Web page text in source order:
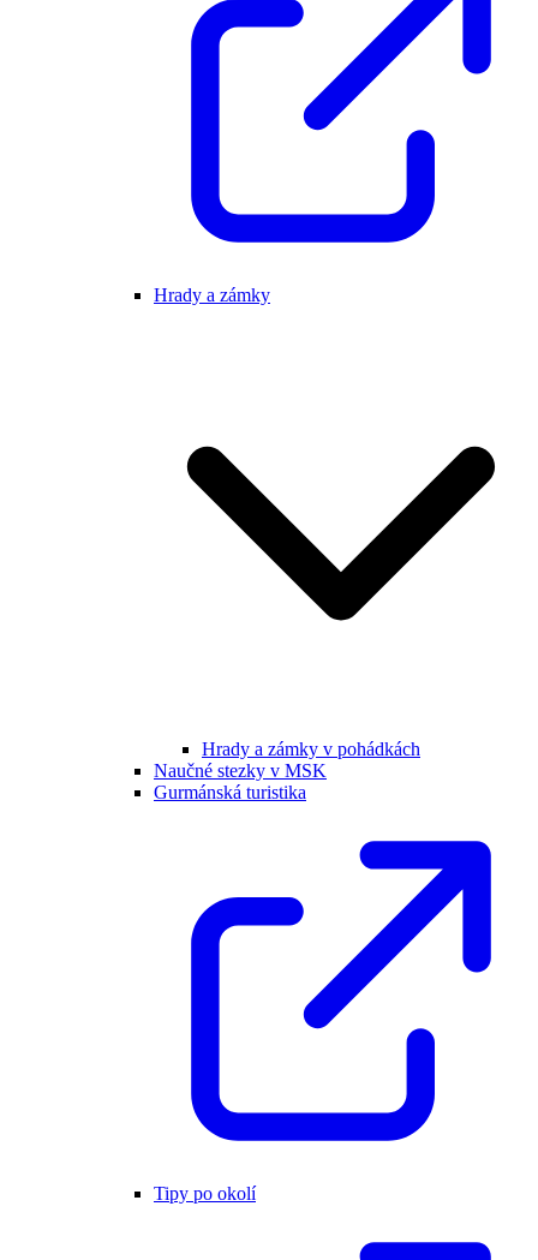
Hrady a zámky
Hrady a zámky v pohádkách
Naučné stezky v MSK
Gurmánská turistika
Tipy po okolí